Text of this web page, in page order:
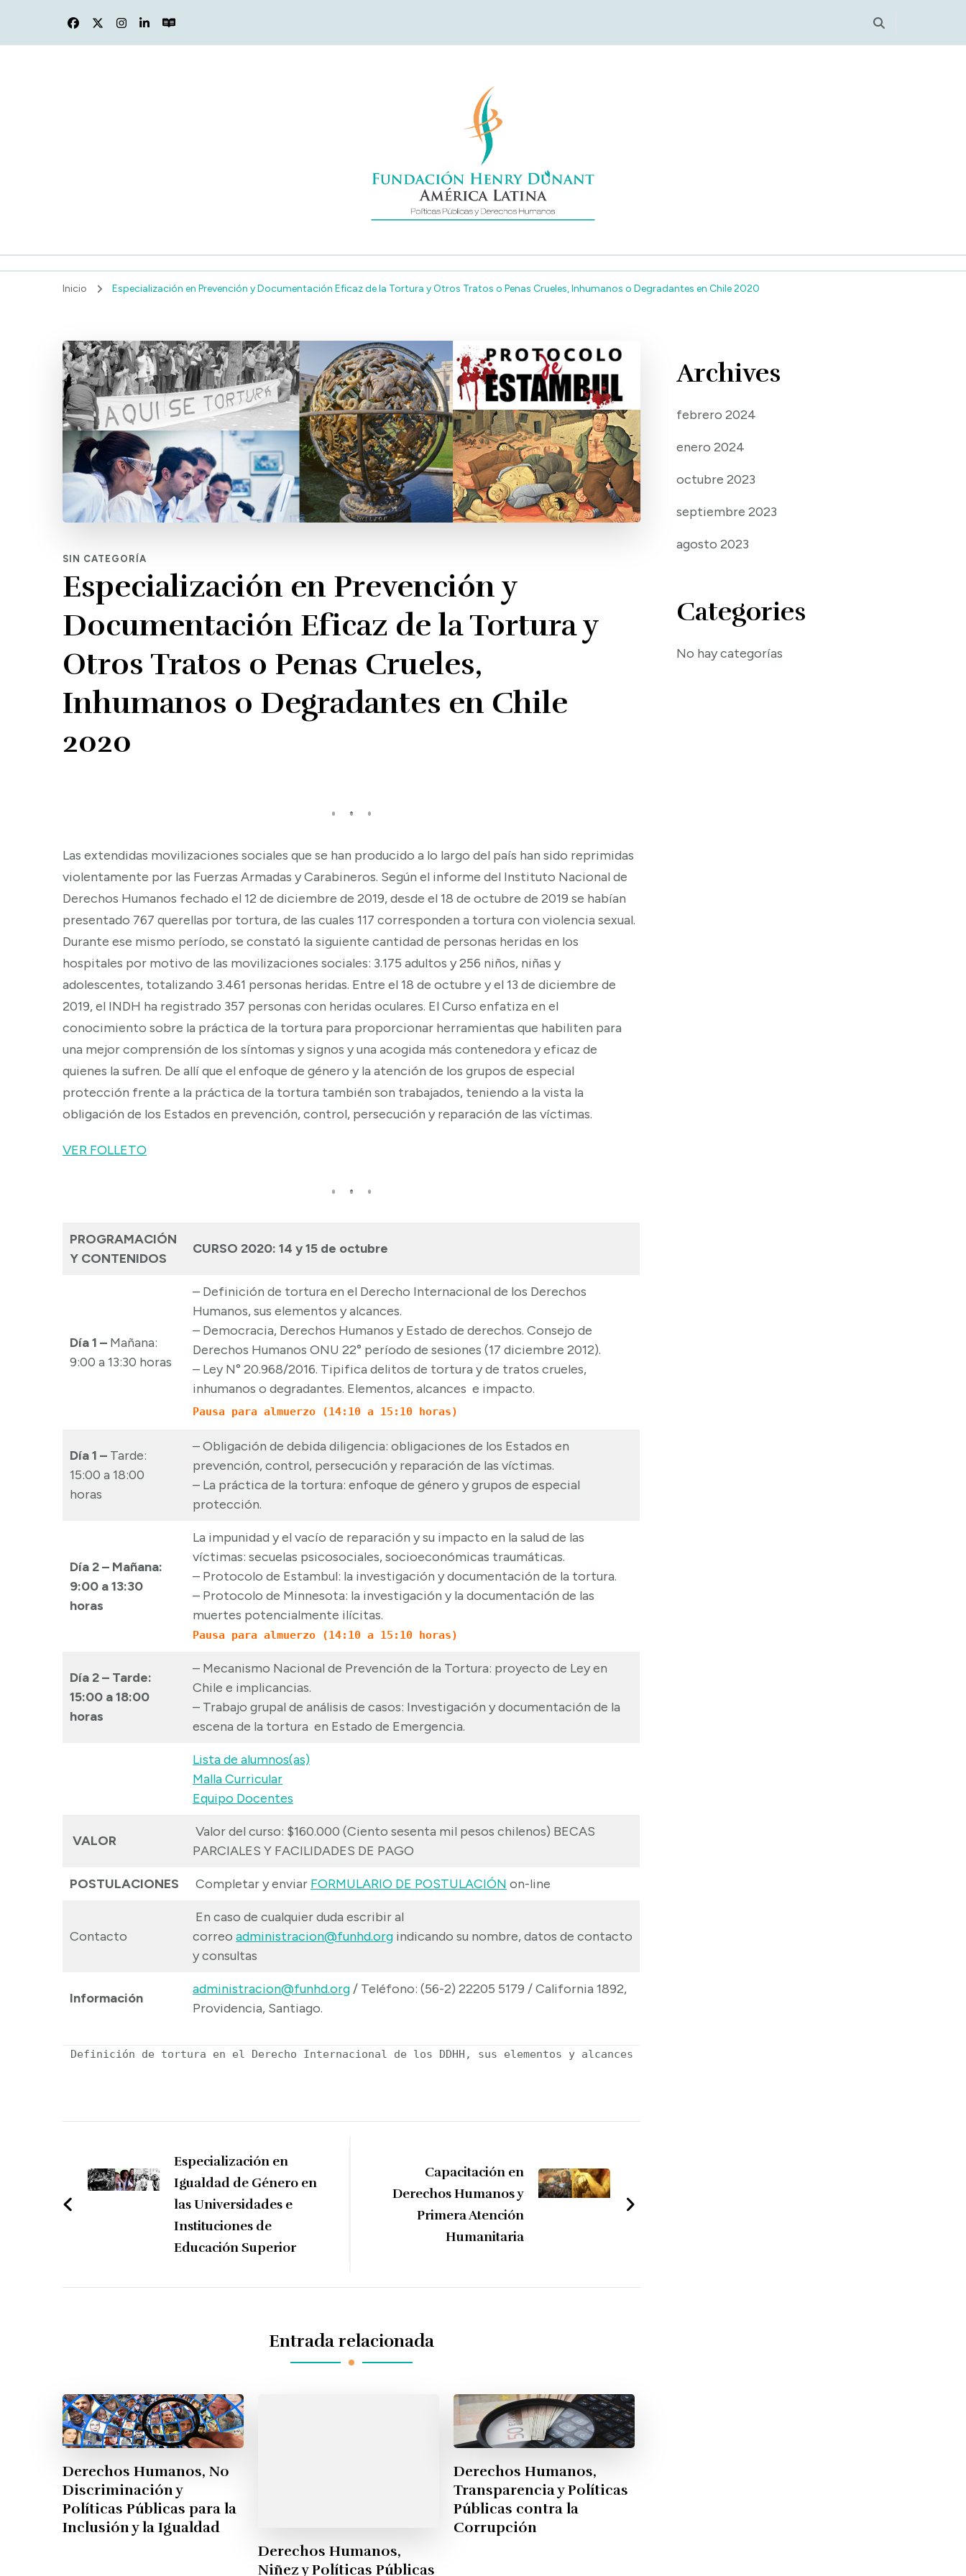
Fundación Henry Dunant
América Latina
Inicio Especialización en Prevención y Documentación Eficaz de la Tortura y Otros Tratos o Penas Crueles, Inhumanos o Degradantes en Chile 2020
SIN CATEGORÍA
Especialización en Prevención y
Documentación Eficaz de la Tortura y
Otros Tratos o Penas Crueles,
Inhumanos o Degradantes en Chile
2020
Las extendidas movilizaciones sociales que se han producido a lo largo del país han sido reprimidas
violentamente por las Fuerzas Armadas y Carabineros. Según el informe del Instituto Nacional de
Derechos Humanos fechado el 12 de diciembre de 2019, desde el 18 de octubre de 2019 se habían
presentado 767 querellas por tortura, de las cuales 117 corresponden a tortura con violencia sexual.
Durante ese mismo período, se constató la siguiente cantidad de personas heridas en los
hospitales por motivo de las movilizaciones sociales: 3.175 adultos y 256 niños, niñas y
adolescentes, totalizando 3.461 personas heridas. Entre el 18 de octubre y el 13 de diciembre de
2019, el INDH ha registrado 357 personas con heridas oculares. El Curso enfatiza en el
conocimiento sobre la práctica de la tortura para proporcionar herramientas que habiliten para
una mejor comprensión de los síntomas y signos y una acogida más contenedora y eficaz de
quienes la sufren. De allí que el enfoque de género y la atención de los grupos de especial
protección frente a la práctica de la tortura también son trabajados, teniendo a la vista la
obligación de los Estados en prevención, control, persecución y reparación de las víctimas.
VER FOLLETO
PROGRAMACIÓN
Y CONTENIDOS
CURSO 2020: 14 y 15 de octubre
Día 1 – Mañana:
9:00 a 13:30 horas
– Definición de tortura en el Derecho Internacional de los Derechos
Humanos, sus elementos y alcances.
– Democracia, Derechos Humanos y Estado de derechos. Consejo de
Derechos Humanos ONU 22° período de sesiones (17 diciembre 2012).
– Ley N° 20.968/2016. Tipifica delitos de tortura y de tratos crueles,
inhumanos o degradantes. Elementos, alcances e impacto.
Pausa para almuerzo (14:10 a 15:10 horas)
Día 1 – Tarde:
15:00 a 18:00
horas
– Obligación de debida diligencia: obligaciones de los Estados en
prevención, control, persecución y reparación de las víctimas.
– La práctica de la tortura: enfoque de género y grupos de especial
protección.
Día 2 – Mañana:
9:00 a 13:30
horas
La impunidad y el vacío de reparación y su impacto en la salud de las
víctimas: secuelas psicosociales, socioeconómicas traumáticas.
– Protocolo de Estambul: la investigación y documentación de la tortura.
– Protocolo de Minnesota: la investigación y la documentación de las
muertes potencialmente ilícitas.
Pausa para almuerzo (14:10 a 15:10 horas)
Día 2 – Tarde:
15:00 a 18:00
horas
– Mecanismo Nacional de Prevención de la Tortura: proyecto de Ley en
Chile e implicancias.
– Trabajo grupal de análisis de casos: Investigación y documentación de la
escena de la tortura en Estado de Emergencia.
Lista de alumnos(as)
Malla Curricular
Equipo Docentes
VALOR
Valor del curso: $160.000 (Ciento sesenta mil pesos chilenos) BECAS
PARCIALES Y FACILIDADES DE PAGO
POSTULACIONES Completar y enviar FORMULARIO DE POSTULACIÓN on-line
Contacto
En caso de cualquier duda escribir al
correo administracion@funhd.org indicando su nombre, datos de contacto
y consultas
Información
administracion@funhd.org/ Teléfono: (56-2) 22205 5179 / California 1892,
Providencia, Santiago.
Definición de tortura en el Derecho Internacional de los DDHH, sus elementos y alcances
de
entradas
Especialización en
Igualdad de Género en
las Universidades e
Instituciones de
Educación Superior
Capacitación en
Derechos Humanos y
Primera Atención
Humanitaria
Entrada relacionada
Derechos Humanos, No
Discriminación y
Políticas Públicas para la
Inclusión y la Igualdad
Derechos Humanos,
Niñez y Políticas Públicas
Derechos Humanos,
Transparencia y Políticas
Públicas contra la
Corrupción
Archives
febrero 2024
enero 2024
octubre 2023
septiembre 2023
agosto 2023
Categories
No hay categorías